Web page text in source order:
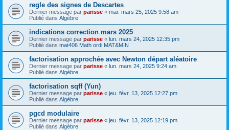
regle des signes de Descartes
Dernier message par parisse « mar. mars 25, 2025 9:58 am
Publié dans Algèbre
indications correction mars 2025
Dernier message par parisse « lun. mars 24, 2025 12:35 pm
Publié dans mat406 Math ordi MAT&MIN
factorisation approchée avec Newton départ aléatoire
Dernier message par parisse « lun. mars 24, 2025 9:24 am
Publié dans Algèbre
factorisation sqff (Yun)
Dernier message par parisse « jeu. févr. 13, 2025 12:27 pm
Publié dans Algèbre
pgcd modulaire
Dernier message par parisse « jeu. févr. 13, 2025 12:19 pm
Publié dans Algèbre